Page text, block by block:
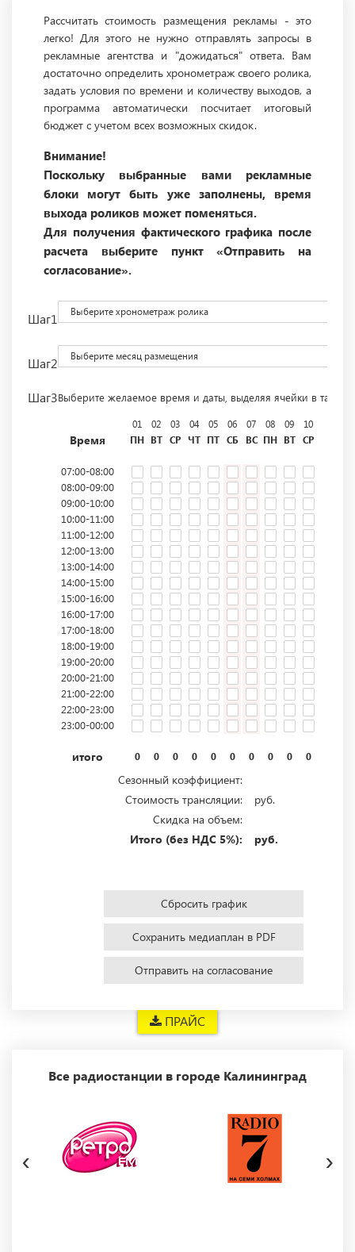
ПРАЙС
Рассчитать стоимость размещения рекламы - это
легко! Для этого не нужно отправлять запросы в
рекламные агентства и "дожидаться" ответа. Вам
достаточно определить хронометраж своего ролика,
задать условия по времени и количеству выходов, а
программа автоматически посчитает итоговый
бюджет с учетом всех возможных скидок.
Внимание!
Поскольку выбранные вами рекламные
блоки могут быть уже заполнены, время
выхода роликов может поменяться.
Для получения фактического графика после
расчета выберите пункт «Отправить на
согласование».
Шаг1 Выберите хронометраж ролика
Шаг2 Выберите месяц размещения
Шаг3Выберите желаемое время и даты, выделяя ячейки в
Время
01
ПН
02
ВТ
03
СР
04
ЧТ
05
ПТ
06
СБ
07
ВС
08
ПН
09
ВТ
10
СР
07:00-08:00
08:00-09:00
09:00-10:00
10:00-11:00
11:00-12:00
12:00-13:00
13:00-14:00
14:00-15:00
15:00-16:00
16:00-17:00
17:00-18:00
18:00-19:00
19:00-20:00
20:00-21:00
21:00-22:00
22:00-23:00
23:00-00:00
итого 0 0 0 0 0 0 0 0 0 0
Сезонный коэффициент:
Стоимость трансляции:
руб.
Скидка на объем:
Итого (без НДС 5%):
руб.
Сбросить график
Сохранить медиаплан в PDF
Отправить на согласование
Все радиостанции в городе Калининград
‹ ›